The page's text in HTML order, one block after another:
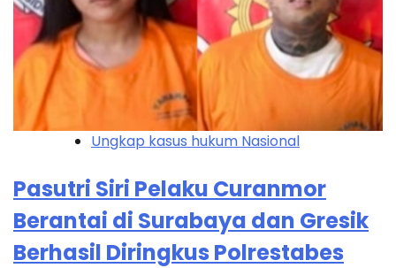
Ungkap kasus hukum Nasional
Pasutri Siri Pelaku Curanmor
Berantai di Surabaya dan Gresik
Berhasil Diringkus Polrestabes